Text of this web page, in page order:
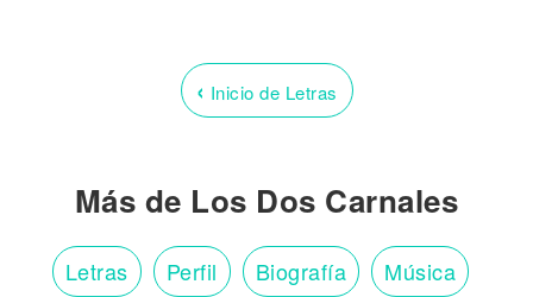
‹ Inicio de Letras
Más de Los Dos Carnales
Letras Perfil Biografía Música